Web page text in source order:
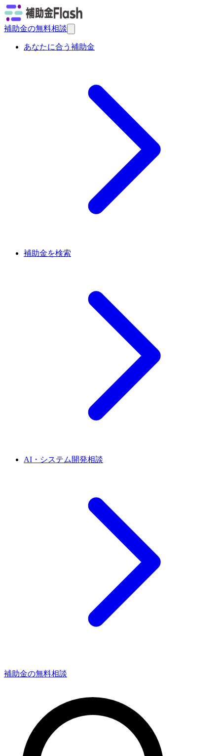
補助金の無料相談
あなたに合う補助金
補助金を検索
AI・システム開発相談
補助金の無料相談